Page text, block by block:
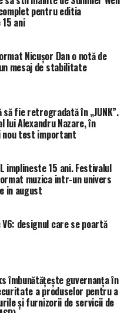
2018 – 2019, despre
aici.
că nu vor mai
trecută, când un val de
la sfârşitul lui martie şi
ca extracţia din
spre sfârşitul primăverii,
al stocurilor cu 200 de
la 2 miliarde de metri
şi cele 250 de
de normalul ultimilor
suplimentară în piaţă
televiziuni din România
pentru editia
ani
Nicușor Dan o notă de
mesaj de stabilitate
să fie retrogradată în „JUNK”.
lui Alexandru Nazare, în
nou test important
implineste 15 ani. Festivalul
muzica intr-un univers
in august
V6: designul care se poartă
îmbunătățește guvernanța în
a produselor pentru a
și furnizorii de servicii de